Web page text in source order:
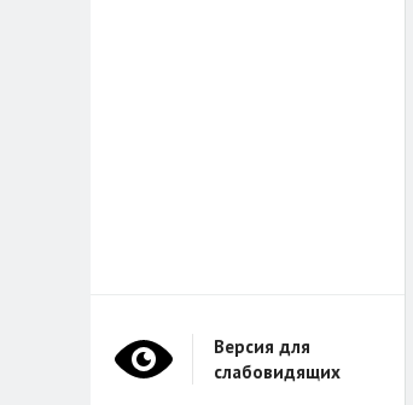
Версия для
слабовидящих